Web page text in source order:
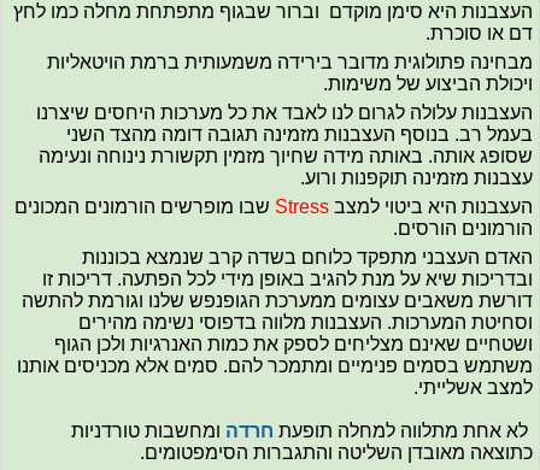
העצבנות היא סימן מוקדם וברור שבגוף מתפתחת מחלה כמו לחץ
דם או סוכרת.
מבחינה פתולוגית מדובר בירידה משמעותית ברמת הויטאליות
ויכולת הביצוע של משימות.
העצבנות עלולה לגרום לנו לאבד את כל מערכות היחסים שיצרנו
בעמל רב. בנוסף העצבנות מזמינה תגובה דומה מהצד השני
שסופג אותה. באותה מידה שחיוך מזמין תקשורת נינוחה ונעימה
עצבנות מזמינה תוקפנות ורוע.
העצבנות היא ביטוי למצבStress שבו מופרשים הורמונים המכונים
הורמונים הורסים.
האדם העצבני מתפקד כלוחם בשדה קרב שנמצא בכוננות
ובדריכות שיא על מנת להגיב באופן מידי לכל הפתעה. דריכות זו
דורשת משאבים עצומים ממערכת הגופנפש שלנו וגורמת להתשה
וסחיטת המערכות. העצבנות מלווה בדפוסי נשימה מהירים
ושטחיים שאינם מצליחים לספק את כמות האנרגיות ולכן הגוף
משתמש בסמים פנימיים ומתמכר להם. סמים אלא מכניסים אותנו
למצב אשלייתי.
לא אחת מתלווה למחלה תופעת חרדה ומחשבות טורדניות
כתוצאה מאובדן השליטה והתגברות הסימפטומים.